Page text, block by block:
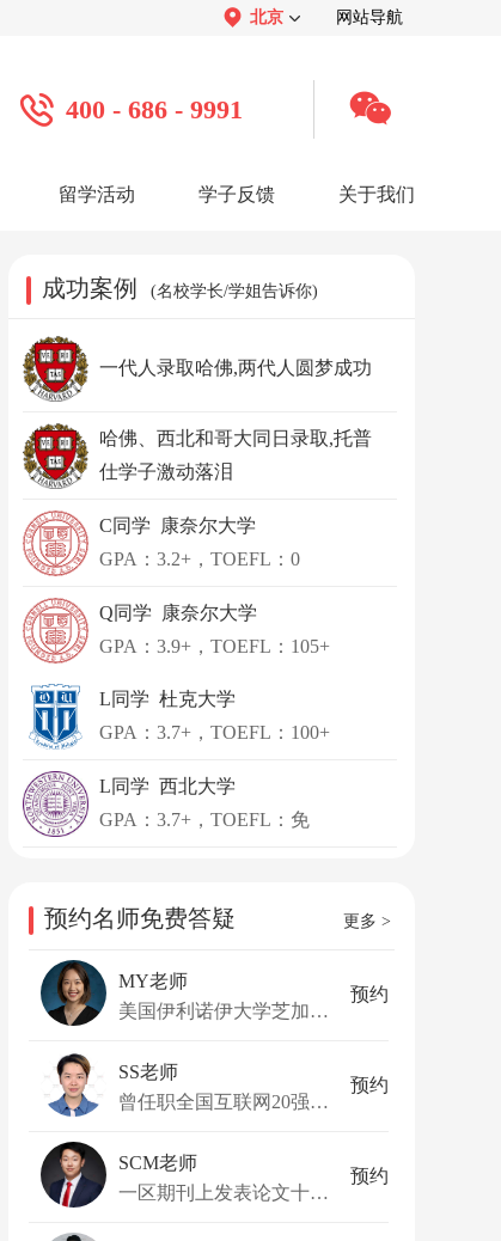
北京 网站导航
400 - 686 - 9991
留学活动 学子反馈
心声： 感谢视频 学子访谈
关于我们
品牌介绍： 关于我们 公司活动 媒体报道
成功案例 (名校学长/学姐告诉你)
一代人录取哈佛,两代人圆梦成功
哈佛、西北和哥大同日录取,托普
仕学子激动落泪
C同学 康奈尔大学
GPA：3.2+，TOEFL：0
Q同学 康奈尔大学
GPA：3.9+，TOEFL：105+
L同学 杜克大学
GPA：3.7+，TOEFL：100+
L同学 西北大学
GPA：3.7+，TOEFL：免
预约名师免费答疑 更多 >
MY老师
美国伊利诺伊大学芝加哥分校公共卫生博士
预约
SS老师
曾任职全国互联网20强企业产品经理
预约
SCM老师
一区期刊上发表论文十余篇
预约